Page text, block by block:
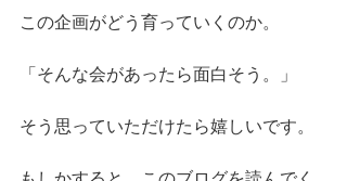
この企画がどう育っていくのか。
「そんな会があったら面白そう。」
そう思っていただけたら嬉しいです。